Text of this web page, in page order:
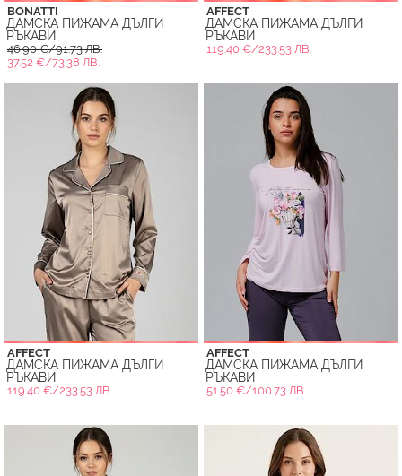
BONATTI
ДАМСКА ПИЖАМА ДЪЛГИ
РЪКАВИ
46.90 €/91.73 ЛВ.
37.52 €/73.38 ЛВ.
AFFECT
ДАМСКА ПИЖАМА ДЪЛГИ
РЪКАВИ
119.40 €/233.53 ЛВ.
AFFECT
ДАМСКА ПИЖАМА ДЪЛГИ
РЪКАВИ
119.40 €/233.53 ЛВ.
AFFECT
ДАМСКА ПИЖАМА ДЪЛГИ
РЪКАВИ
51.50 €/100.73 ЛВ.